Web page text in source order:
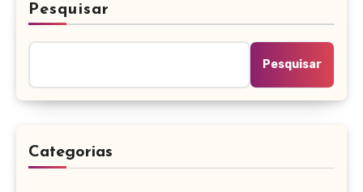
Pesquisar
Pesquisar
Categorias